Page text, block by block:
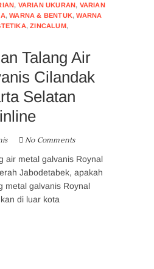
, VARIAN UKURAN, VARIAN
,WARNA & BENTUK,WARNA
,ZINCALUM,
Talang Air
Cilandak
Selatan
No Comments
air metal galvanis Roynal
Jabodetabek, apakah
metal galvanis Roynal
di luar kota